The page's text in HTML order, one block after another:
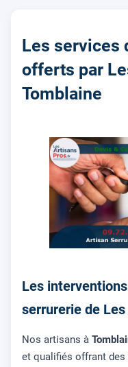
Les services
offerts par
Tomblaine
Les
serrurerie de
Nos artisans à
et qualifiés offrant des